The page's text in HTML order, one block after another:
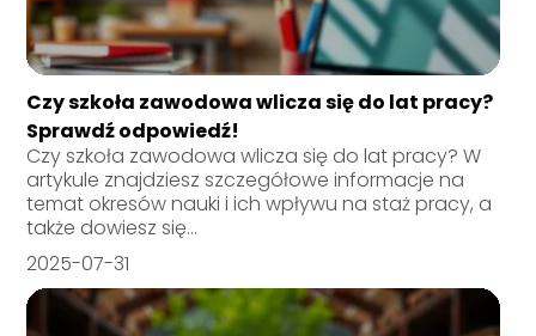
Czy szkoła zawodowa wlicza się do lat pracy?
Sprawdź odpowiedź!
Czy szkoła zawodowa wlicza się do lat pracy? W
artykule znajdziesz szczegółowe informacje na
temat okresów nauki i ich wpływu na staż pracy, a
także dowiesz się...
2025-07-31